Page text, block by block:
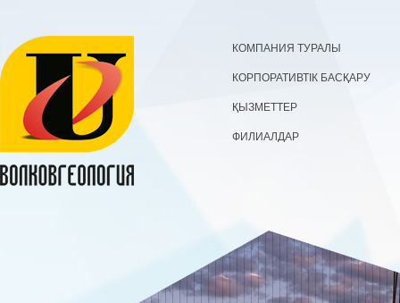
КОМПАНИЯ ТУРАЛЫ
КОРПОРАТИВТІК БАСҚАРУ
ҚЫЗМЕТТЕР
ФИЛИАЛДАР